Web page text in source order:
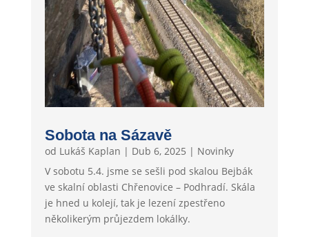
Sobota na Sázavě
od Lukáš Kaplan | Dub 6, 2025 | Novinky
V sobotu 5.4. jsme se sešli pod skalou Bejbák
ve skalní oblasti Chřenovice – Podhradí. Skála
je hned u kolejí, tak je lezení zpestřeno
několikerým průjezdem lokálky.